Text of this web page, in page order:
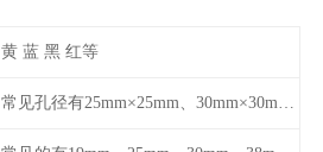
黄 蓝 黑 红等